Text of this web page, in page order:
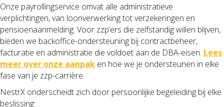
Onze payrollingservice omvat alle administratieve
verplichtingen, van loonverwerking tot verzekeringen en
pensioenaanmelding. Voor zzp’ers die zelfstandig willen blijven,
bieden we backoffice-ondersteuning bij contractbeheer,
facturatie en administratie die voldoet aan de DBA-eisen. Lees
meer over onze aanpak en hoe we je ondersteunen in elke
fase van je zzp-carrière.
NestrX onderscheidt zich door persoonlijke begeleiding bij elke
beslissing: